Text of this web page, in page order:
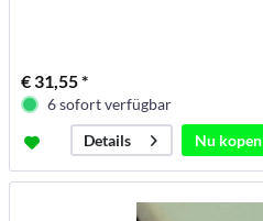
€ 31,55 *
6 sofort verfügbar
Details
Nu kopen